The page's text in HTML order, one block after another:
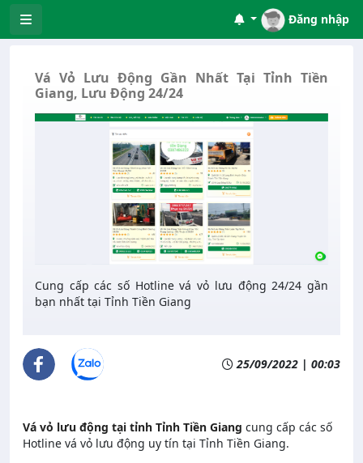
Đăng nhập
Vá Vỏ Lưu Động Gần Nhất Tại Tỉnh Tiền
Giang, Lưu Động 24/24
Cung cấp các số Hotline vá vỏ lưu động 24/24 gần
bạn nhất tại Tỉnh Tiền Giang
25/09/2022 | 00:03
Vá vỏ lưu động tại tỉnh Tỉnh Tiền Giang cung cấp các số
Hotline vá vỏ lưu động uy tín tại Tỉnh Tiền Giang.